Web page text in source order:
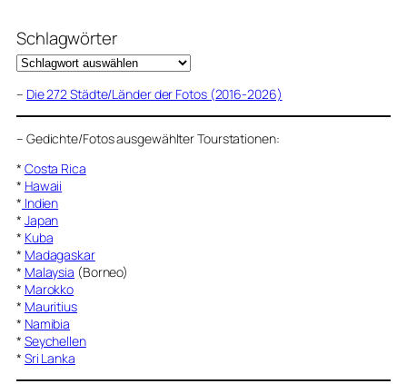
Schlagwörter
– Die 272 Städte/Länder der Fotos (2016-2026)
– Gedichte/Fotos ausgewählter Tourstationen:
* Costa Rica
* Hawaii
* Indien
* Japan
* Kuba
* Madagaskar
* Malaysia (Borneo)
* Marokko
* Mauritius
* Namibia
* Seychellen
* Sri Lanka